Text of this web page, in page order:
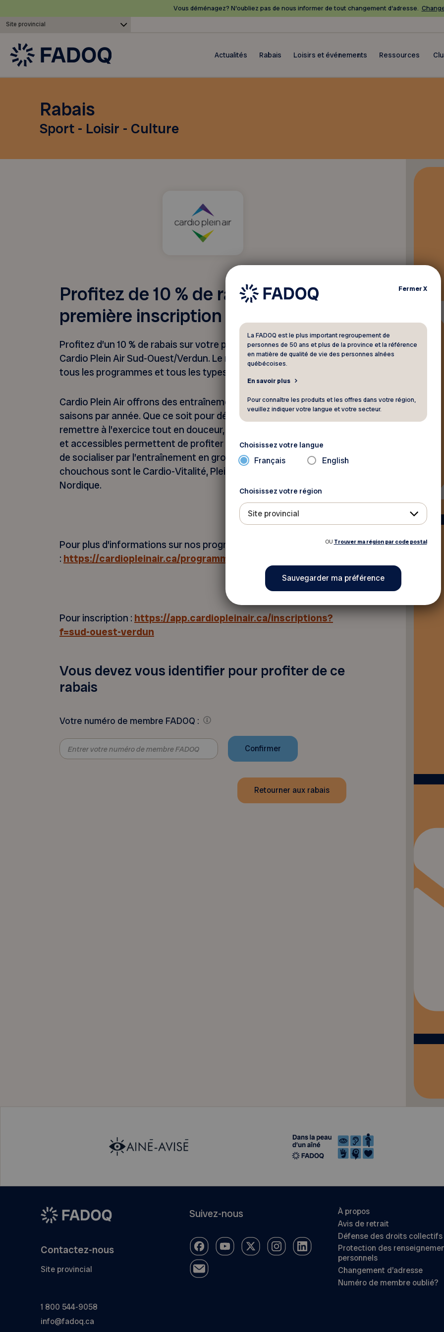
Vous déménagez? N’oubliez pas de nous informer de tout changement d’adresse.
Site provincial
Actualités Rabais Loisirs et événements Ressources
Rabais
Sport - Loisir - Culture
Profitez de 10 % de rabais sur votre
première inscription
Profitez d’un 10 % de rabais sur votre première inscription chez
Cardio Plein Air Sud-Ouest/Verdun. Le rabais est applicable sur
tous les programmes et tous les types d’abonnements.
Cardio Plein Air offrons des entraînements virtuels et extérieurs 4
saisons par année. Que ce soit pour débuter l’entraînement ou se
remettre à l’exercice tout en douceur, nos programmes adaptés
et accessibles permettent de profiter du plein air et des bienfaits
de socialiser par l’entraînement en groupe. Nos programmes
chouchous sont le Cardio-Vitalité, Plein Air Actif, ainsi que Cardio-
Nordique.
Pour plus d’informations sur nos programmes
: https://cardiopleinair.ca/programmes/
Pour inscription : https://app.cardiopleinair.ca/inscriptions?
f=sud-ouest-verdun
Vous devez vous identifier pour profiter de ce
rabais
Votre numéro de membre FADOQ :
Retourner aux rabais
Contactez-nous
Site provincial
1 800 544-9058
info@fadoq.ca
Suivez-nous
À propos
Avis de retrait
Défense des droits collectifs
Protection des
personnels
Changement d’adresse
Numéro de membre oublié?
FermerX
La FADOQ est le plus important regroupement de
personnes de 50 ans et plus de la province et la référence
en matière de qualité de vie des personnes aînées
québécoises.
En savoir plus
Pour connaître les produits et les offres dans votre région,
veuillez indiquer votre langue et votre secteur.
Choisissez votre langue
Français English
Choisissez votre région
Site provincial
OU Trouver ma région par code postal